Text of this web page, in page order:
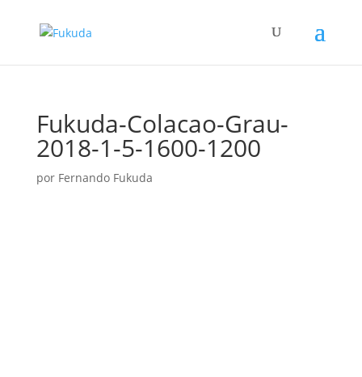
Fukuda-Colacao-Grau-
2018-1-5-1600-1200
por Fernando Fukuda